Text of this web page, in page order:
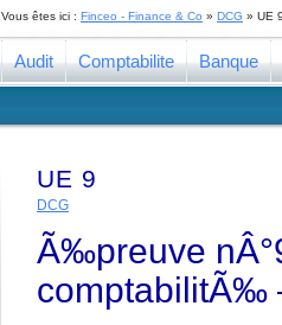
Vous êtes ici : Finceo - Finance & Co » DCG » UE 9
Audit Comptabilite Banque
UE 9
DCG
Ã‰preuve
comptabilitÃ‰